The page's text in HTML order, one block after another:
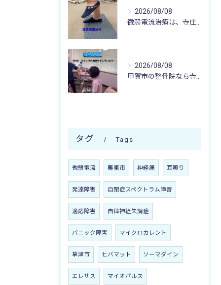
2026/08/08
微弱電流治療は、寺庄整骨院へ 🌻🏥🌻
2026/08/08
甲賀市の整骨院なら寺庄整骨院へ🚴🏻‍♂️
タグ Tags
微弱電流 栗東市 神経痛 耳鳴り
発達障害 自閉症スペクトラム障害
適応障害 自律神経失調症
パニック障害 マイクロカレント
草津市 ヒバマット ソーマダイン
エレサス マイオパルス